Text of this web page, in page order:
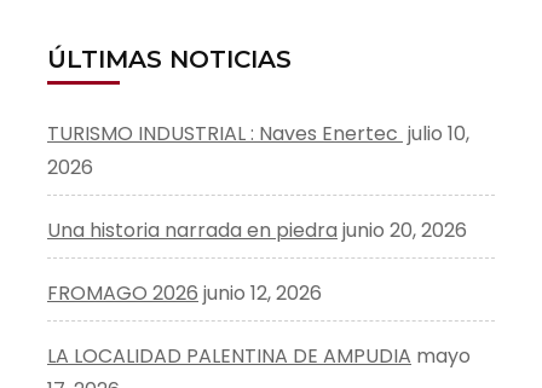
ÚLTIMAS NOTICIAS
TURISMO INDUSTRIAL : Naves Enertec julio 10,
2026
Una historia narrada en piedra junio 20, 2026
FROMAGO 2026 junio 12, 2026
LA LOCALIDAD PALENTINA DE AMPUDIA mayo